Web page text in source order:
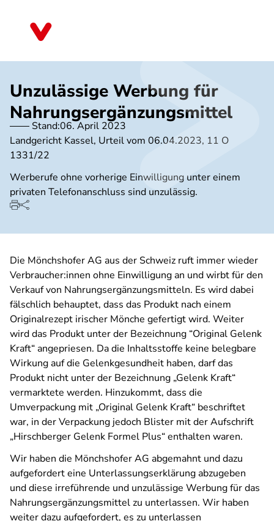
Unzulässige Werbung für
Nahrungsergänzungsmittel
Stand:06. April 2023
Landgericht Kassel, Urteil vom 06.04.2023, 11 O
1331/22
Werberufe ohne vorherige Einwilligung unter einem
privaten Telefonanschluss sind unzulässig.
Die Mönchshofer AG aus der Schweiz ruft immer wieder
Verbraucher:innen ohne Einwilligung an und wirbt für den
Verkauf von Nahrungsergänzungsmitteln. Es wird dabei
fälschlich behauptet, dass das Produkt nach einem
Originalrezept irischer Mönche gefertigt wird. Weiter
wird das Produkt unter der Bezeichnung “Original Gelenk
Kraft“ angepriesen. Da die Inhaltsstoffe keine belegbare
Wirkung auf die Gelenkgesundheit haben, darf das
Produkt nicht unter der Bezeichnung „Gelenk Kraft“
vermarktete werden. Hinzukommt, dass die
Umverpackung mit „Original Gelenk Kraft“ beschriftet
war, in der Verpackung jedoch Blister mit der Aufschrift
„Hirschberger Gelenk Formel Plus“ enthalten waren.
Wir haben die Mönchshofer AG abgemahnt und dazu
aufgefordert eine Unterlassungserklärung abzugeben
und diese irreführende und unzulässige Werbung für das
Nahrungsergänzungsmittel zu unterlassen. Wir haben
weiter dazu aufgefordert, es zu unterlassen